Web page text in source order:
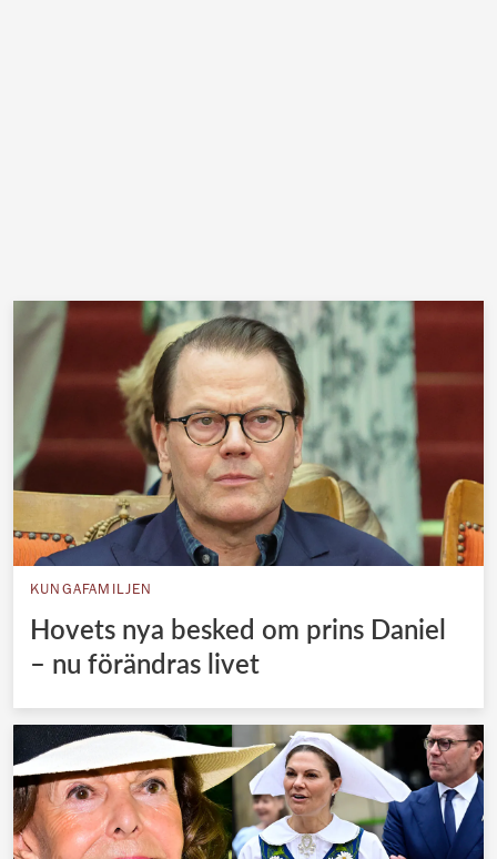
KUNGAFAMILJEN
Hovets nya besked om prins Daniel
– nu förändras livet